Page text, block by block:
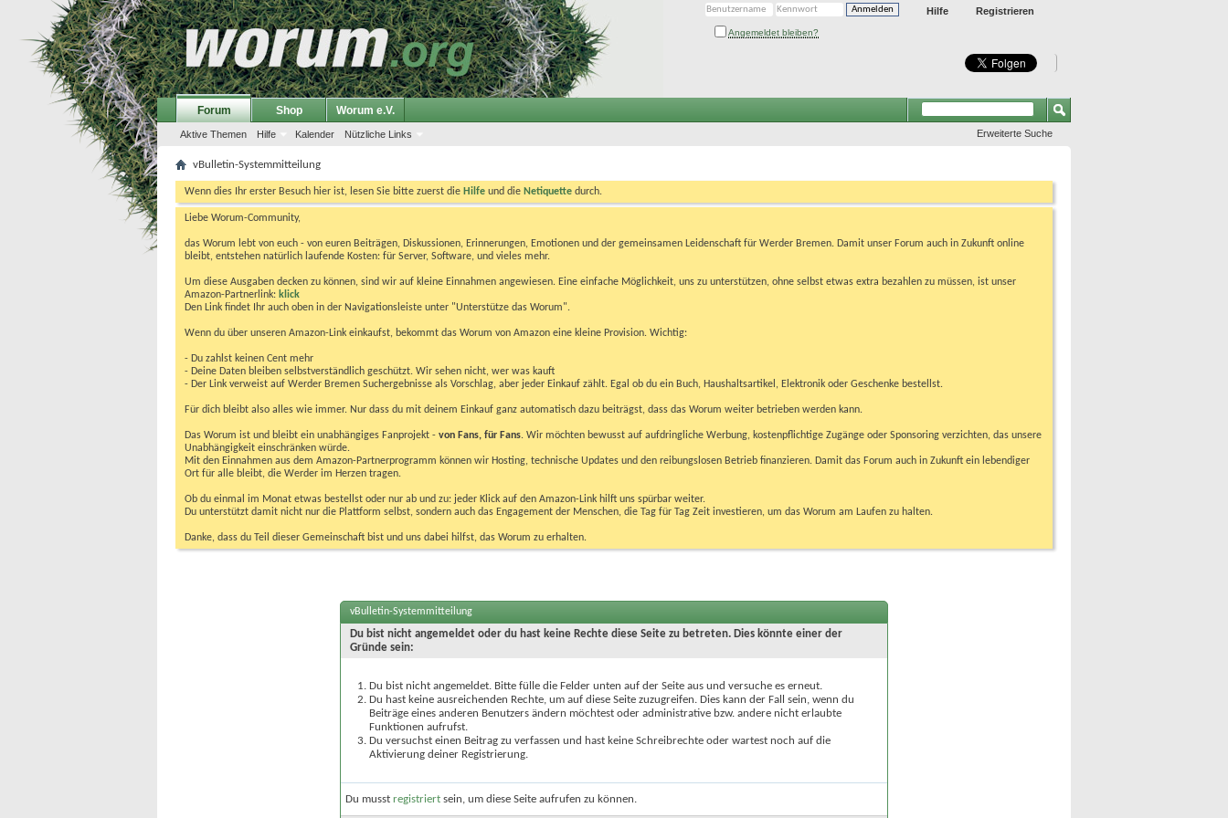
Registrieren
Hilfe
Angemeldet bleiben?
Forum
Aktive Themen Hilfe Kalender Nützliche Links
Shop Worum e.V.
Erweiterte Suche
vBulletin-Systemmitteilung
Wenn dies Ihr erster Besuch hier ist, lesen Sie bitte zuerst die Hilfe und die Netiquette durch.
Liebe Worum-Community,
das Worum lebt von euch - von euren Beiträgen, Diskussionen, Erinnerungen, Emotionen und der gemeinsamen Leidenschaft für Werder Bremen. Damit unser Forum auch in Zukunft online
bleibt, entstehen natürlich laufende Kosten: für Server, Software, und vieles mehr.
Um diese Ausgaben decken zu können, sind wir auf kleine Einnahmen angewiesen. Eine einfache Möglichkeit, uns zu unterstützen, ohne selbst etwas extra bezahlen zu müssen, ist unser
Amazon-Partnerlink: klick
Den Link findet Ihr auch oben in der Navigationsleiste unter "Unterstütze das Worum".
Wenn du über unseren Amazon-Link einkaufst, bekommt das Worum von Amazon eine kleine Provision. Wichtig:
- Du zahlst keinen Cent mehr
- Deine Daten bleiben selbstverständlich geschützt. Wir sehen nicht, wer was kauft
- Der Link verweist auf Werder Bremen Suchergebnisse als Vorschlag, aber jeder Einkauf zählt. Egal ob du ein Buch, Haushaltsartikel, Elektronik oder Geschenke bestellst.
Für dich bleibt also alles wie immer. Nur dass du mit deinem Einkauf ganz automatisch dazu beiträgst, dass das Worum weiter betrieben werden kann.
Das Worum ist und bleibt ein unabhängiges Fanprojekt - von Fans, für Fans. Wir möchten bewusst auf aufdringliche Werbung, kostenpflichtige Zugänge oder Sponsoring verzichten, das unsere
Unabhängigkeit einschränken würde.
Mit den Einnahmen aus dem Amazon-Partnerprogramm können wir Hosting, technische Updates und den reibungslosen Betrieb finanzieren. Damit das Forum auch in Zukunft ein lebendiger
Ort für alle bleibt, die Werder im Herzen tragen.
Ob du einmal im Monat etwas bestellst oder nur ab und zu: jeder Klick auf den Amazon-Link hilft uns spürbar weiter.
Du unterstützt damit nicht nur die Plattform selbst, sondern auch das Engagement der Menschen, die Tag für Tag Zeit investieren, um das Worum am Laufen zu halten.
Danke, dass du Teil dieser Gemeinschaft bist und uns dabei hilfst, das Worum zu erhalten.
vBulletin-Systemmitteilung
Du bist nicht angemeldet oder du hast keine Rechte diese Seite zu betreten. Dies könnte einer der
Gründe sein:
Du bist nicht angemeldet. Bitte fülle die Felder unten auf der Seite aus und versuche es erneut.
Du hast keine ausreichenden Rechte, um auf diese Seite zuzugreifen. Dies kann der Fall sein, wenn du
Beiträge eines anderen Benutzers ändern möchtest oder administrative bzw. andere nicht erlaubte
Funktionen aufrufst.
Du versuchst einen Beitrag zu verfassen und hast keine Schreibrechte oder wartest noch auf die
Aktivierung deiner Registrierung.
Du musst registriert sein, um diese Seite aufrufen zu können.